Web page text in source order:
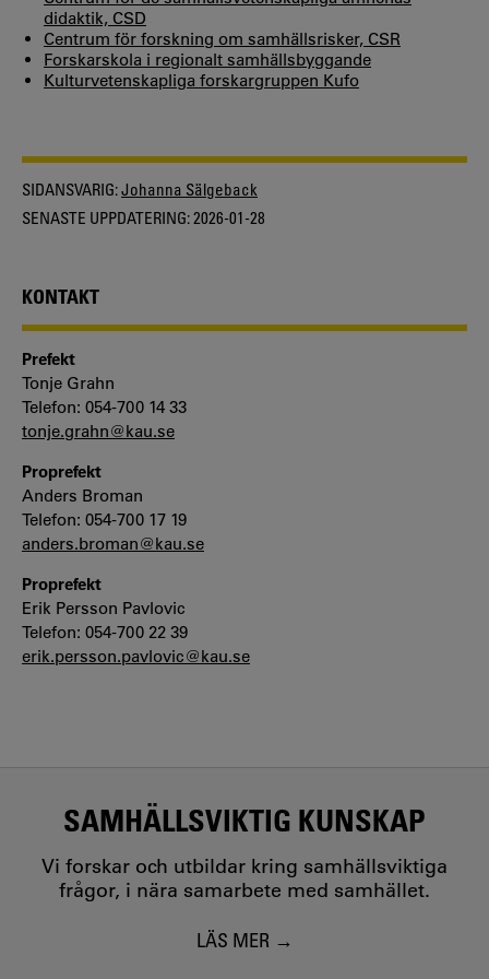
didaktik, CSD
Centrum för forskning om samhällsrisker, CSR
Forskarskola i regionalt samhällsbyggande
Kulturvetenskapliga forskargruppen Kufo
SIDANSVARIG:Johanna Sälgeback
SENASTE UPPDATERING:2026-01-28
KONTAKT
Prefekt
Tonje Grahn
Telefon: 054-700 14 33
tonje.grahn@kau.se
Proprefekt
Anders Broman
Telefon: 054-700 17 19
anders.broman@kau.se
Proprefekt
Erik Persson Pavlovic
Telefon: 054-700 22 39
erik.persson.pavlovic@kau.se
SAMHÄLLSVIKTIG KUNSKAP
Vi forskar och utbildar kring samhällsviktiga
frågor, i nära samarbete med samhället.
LÄS MER